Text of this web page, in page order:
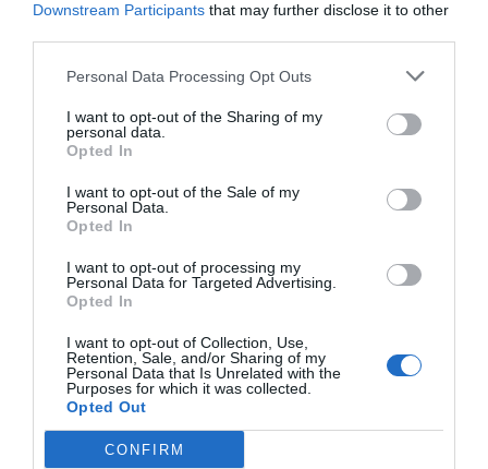
Downstream Participants that may further disclose it to other
Personal Data Processing Opt Outs
I want to opt-out of the Sharing of my
personal data.
Opted In
I want to opt-out of the Sale of my
Personal Data.
Opted In
I want to opt-out of processing my
Personal Data for Targeted Advertising.
Opted In
I want to opt-out of Collection, Use,
Retention, Sale, and/or Sharing of my
Personal Data that Is Unrelated with the
Purposes for which it was collected.
Opted Out
CONFIRM
RELACIONADES
Un dèficit fiscal
“sistemàtic,
El dèficit fiscal
català supera els
El 80% dels